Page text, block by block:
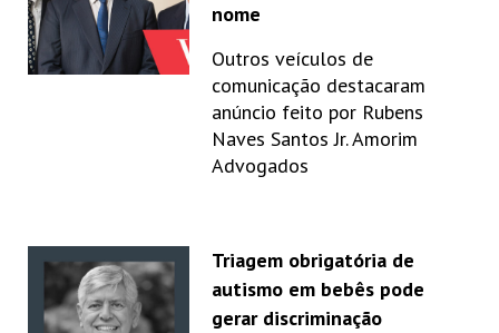
nome
Outros veículos de
comunicação destacaram
anúncio feito por Rubens
Naves Santos Jr. Amorim
Advogados
Triagem obrigatória de
autismo em bebês pode
gerar discriminação